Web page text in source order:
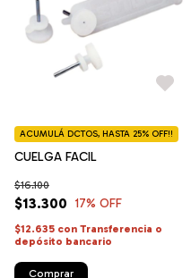
CUELGA FACIL
$13.300
$16.100
17% OFF
ACUMULÁ DCTOS, HASTA 25% OFF!!
$12.635 con Transferencia o
depósito bancario